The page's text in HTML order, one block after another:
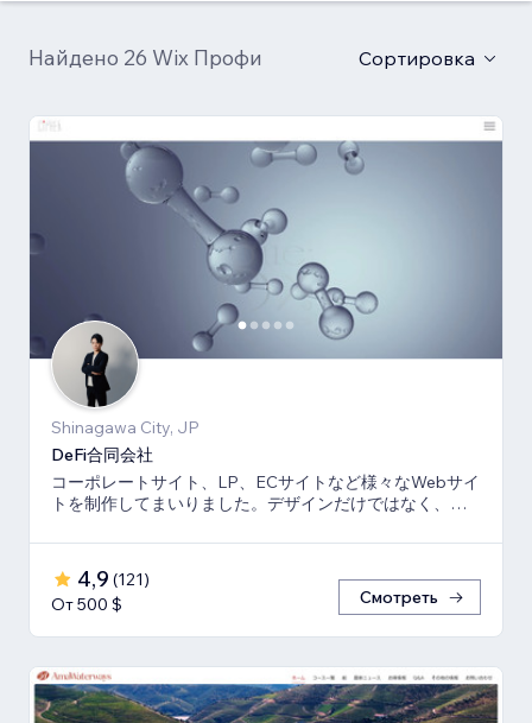
Найдено 26 Wix Профи Сортировка
Shinagawa City, JP
DeFi合同会社
コーポレートサイト、LP、ECサイトなど様々なWebサイ
トを制作してまいりました。デザインだけではなく、マ
4,9 (121)
От 500 $
Смотреть